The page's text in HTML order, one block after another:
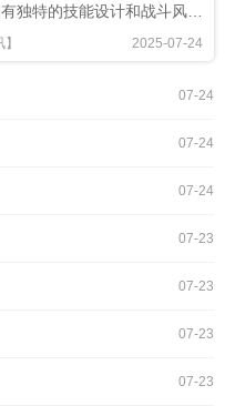
独特的技能设计和战斗风
将从技能解析、连招技巧及竞
全面评估，助你判断是否值得
方面，夏日香燐的普攻为五段
良好的起手能力，第三段下劈
中，锁链从地面穿出进行终
要注意的是，最后一段
2025-07-24
07-24
07-24
07-24
07-23
07-23
07-23
07-23